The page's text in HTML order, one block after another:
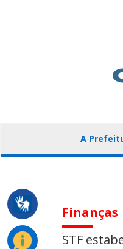
A
Finanças
STF